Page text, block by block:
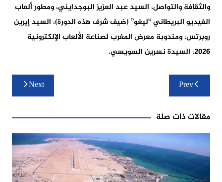
والثقافة والتواصل، السيد عبد العزيز البوجدايني، ومطور ألعاب
الفيديو البريطاني “ليغو” (ضيف شرف هذه الدورة)، السيد إيرين
روبرتس، ومندوبة معرض المغرب لصناعة الألعاب الإلكترونية
2026، السيدة نسرين السويسي.
تصفّح
المقالات
Prev
Next
مقالات ذات صلة